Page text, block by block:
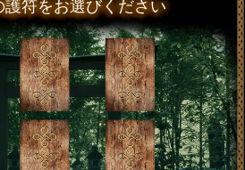
護符をお選びください